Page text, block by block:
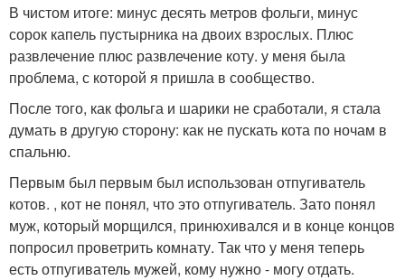
В чистом итоге: минус десять метров фольги, минус
сорок капель пустырника на двоих взрослых. Плюс
развлечение плюс развлечение коту. у меня была
проблема, с которой я пришла в сообщество.
После того, как фольга и шарики не сработали, я стала
думать в другую сторону: как не пускать кота по ночам в
спальню.
Первым был первым был использован отпугиватель
котов. , кот не понял, что это отпугиватель. Зато понял
муж, который морщился, принюхивался и в конце концов
попросил проветрить комнату. Так что у меня теперь
есть отпугиватель мужей, кому нужно - могу отдать.